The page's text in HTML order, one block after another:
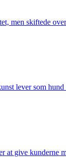
men skiftede
lever som
at give